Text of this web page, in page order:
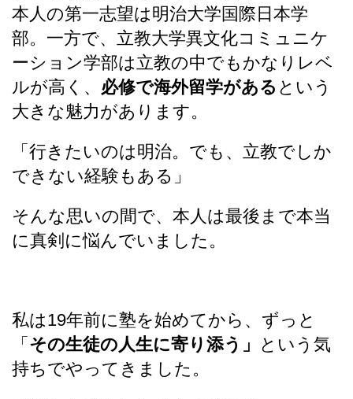
本人の第一志望は明治大学国際日本学
部。一方で、立教大学異文化コミュニケ
ーション学部は立教の中でもかなりレベ
ルが高く、 必修で海外留学がある という
大きな魅力があります。
「行きたいのは明治。でも、立教でしか
できない経験もある」
そんな思いの間で、本人は最後まで本当
に真剣に悩んでいました。
私は19年前に塾を始めてから、ずっと
「 その生徒の人生に寄り添う」 という気
持ちでやってきました。